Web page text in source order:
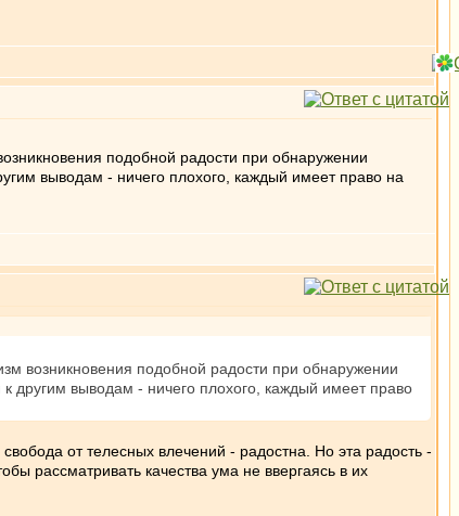
подобной радости при обнаружении
выводам - ничего плохого, каждый имеет право на
возникновения подобной радости при обнаружении
другим выводам - ничего плохого, каждый имеет право
от телесных влечений - радостна. Но эта радость -
рассматривать качества ума не ввергаясь в их